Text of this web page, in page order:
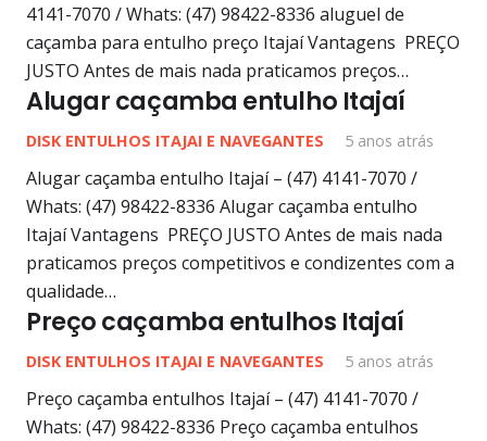
4141-7070 / Whats: (47) 98422-8336 aluguel de
caçamba para entulho preço Itajaí Vantagens PREÇO
JUSTO Antes de mais nada praticamos preços…
Alugar caçamba entulho Itajaí
DISK ENTULHOS ITAJAI E NAVEGANTES 5 anos atrás
Alugar caçamba entulho Itajaí – (47) 4141-7070 /
Whats: (47) 98422-8336 Alugar caçamba entulho
Itajaí Vantagens PREÇO JUSTO Antes de mais nada
praticamos preços competitivos e condizentes com a
qualidade…
Preço caçamba entulhos Itajaí
DISK ENTULHOS ITAJAI E NAVEGANTES 5 anos atrás
Preço caçamba entulhos Itajaí – (47) 4141-7070 /
Whats: (47) 98422-8336 Preço caçamba entulhos